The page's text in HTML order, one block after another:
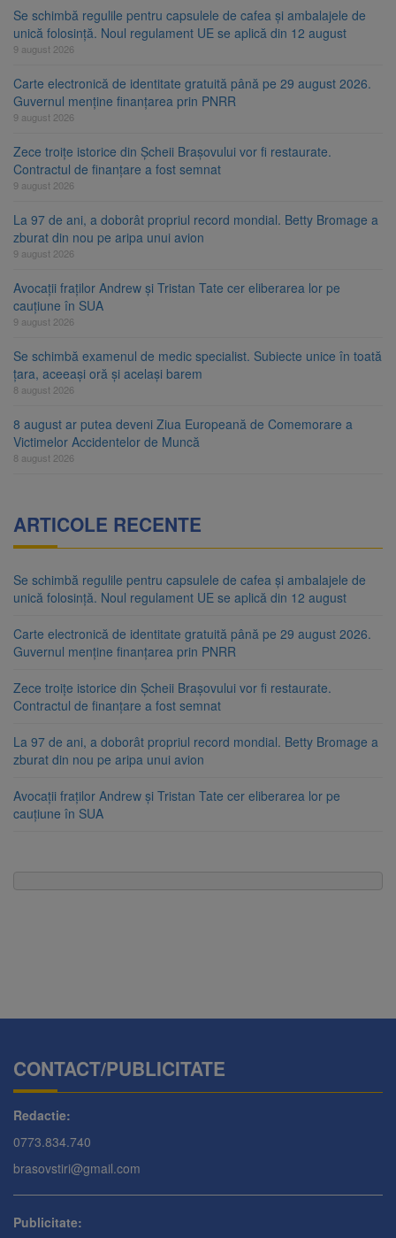
Se schimbă regulile pentru capsulele de cafea și ambalajele de
unică folosință. Noul regulament UE se aplică din 12 august
9 august 2026
Carte electronică de identitate gratuită până pe 29 august 2026.
Guvernul menține finanțarea prin PNRR
9 august 2026
Zece troițe istorice din Șcheii Brașovului vor fi restaurate.
Contractul de finanțare a fost semnat
9 august 2026
La 97 de ani, a doborât propriul record mondial. Betty Bromage a
zburat din nou pe aripa unui avion
9 august 2026
Avocații fraților Andrew și Tristan Tate cer eliberarea lor pe
cauțiune în SUA
9 august 2026
Se schimbă examenul de medic specialist. Subiecte unice în toată
țara, aceeași oră și același barem
8 august 2026
8 august ar putea deveni Ziua Europeană de Comemorare a
Victimelor Accidentelor de Muncă
8 august 2026
ARTICOLE RECENTE
Se schimbă regulile pentru capsulele de cafea și ambalajele de
unică folosință. Noul regulament UE se aplică din 12 august
Carte electronică de identitate gratuită până pe 29 august 2026.
Guvernul menține finanțarea prin PNRR
Zece troițe istorice din Șcheii Brașovului vor fi restaurate.
Contractul de finanțare a fost semnat
La 97 de ani, a doborât propriul record mondial. Betty Bromage a
zburat din nou pe aripa unui avion
Avocații fraților Andrew și Tristan Tate cer eliberarea lor pe
cauțiune în SUA
CONTACT/PUBLICITATE
Redactie:
0773.834.740
brasovstiri@gmail.com
Publicitate: